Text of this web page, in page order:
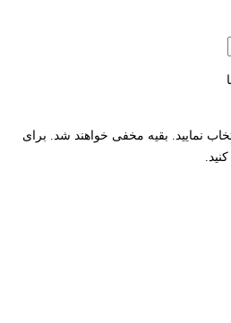
نمایید. بقیه مخفی خواهند شد. برای